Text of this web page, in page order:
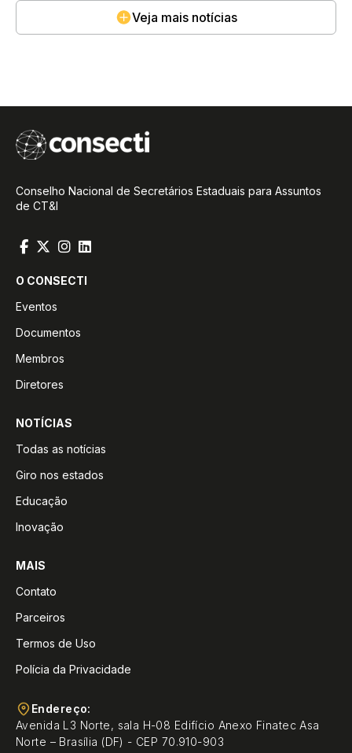
Veja mais notícias
Conselho Nacional de Secretários Estaduais para Assuntos
de CT&I
O CONSECTI
Eventos
Documentos
Membros
Diretores
NOTÍCIAS
Todas as notícias
Giro nos estados
Educação
Inovação
MAIS
Contato
Parceiros
Termos de Uso
Polícia da Privacidade
Endereço:
Avenida L3 Norte, sala H-08 Edifício Anexo Finatec Asa
Norte – Brasília (DF) - CEP 70.910-903